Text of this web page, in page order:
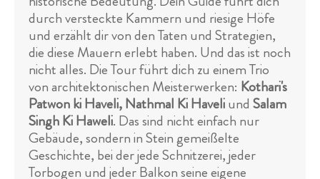
durch versteckte Kammern und riesige Höfe
und erzählt dir von den Taten und Strategien,
die diese Mauern erlebt haben. Und das ist noch
nicht alles. Die Tour führt dich zu einem Trio
von architektonischen Meisterwerken: Kothari's
Patwon ki Haveli, Nathmal Ki Haveliund Salam
Singh Ki Haweli. Das sind nicht einfach nur
Gebäude, sondern in Stein gemeißelte
Geschichte, bei der jede Schnitzerei, jeder
Torbogen und jeder Balkon seine eigene